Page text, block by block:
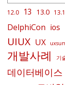
12.0 13 13.0 13.1
DelphiCon ios
UIUX UX
개발사례 기
데이터베이스